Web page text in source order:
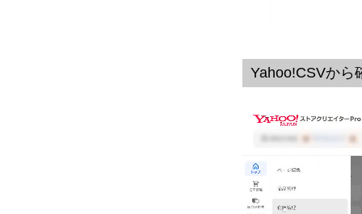
Yahoo!CSVから